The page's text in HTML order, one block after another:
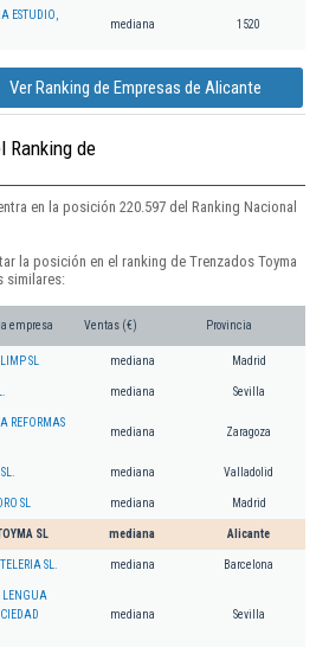
ESTUDIO,
mediana 1520
Ver Ranking de Empresas de Alicante
Ranking de
en la posición 220.597 del Ranking Nacional
la posición en el ranking de Trenzados Toyma
similares:
empresa Ventas (€) Provincia
SL mediana Madrid
mediana Sevilla
REFORMAS
mediana Zaragoza
mediana Valladolid
SL mediana Madrid
SL mediana Alicante
SL. mediana Barcelona
LENGUA
mediana Sevilla